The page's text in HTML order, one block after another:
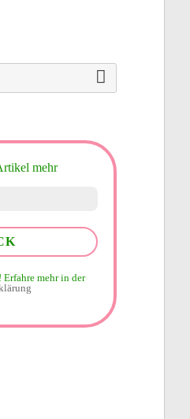
mehr
Erfahre mehr in der